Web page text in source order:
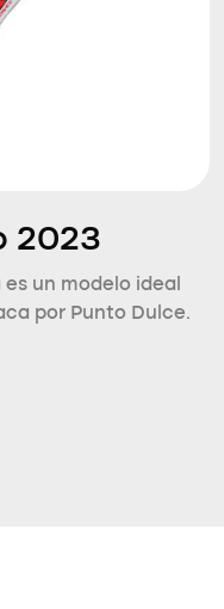
2023
un modelo ideal
por Punto Dulce.